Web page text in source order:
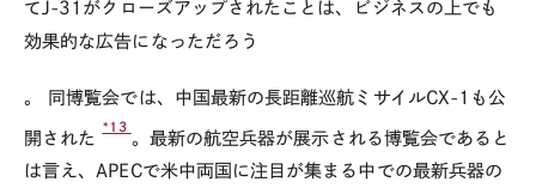
てJ-31がクローズアップされたことは、ビジネスの上でも
効果的な広告になっただろう
。 同博覧会では、中国最新の長距離巡航ミサイルCX-1も公
開された
*13
。最新の航空兵器が展示される博覧会であると
は言え、APECで米中両国に注目が集まる中での最新兵器の